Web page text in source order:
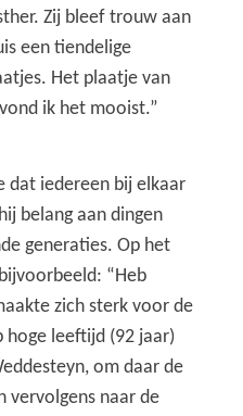
Zij bleef trouw aan
een tiendelige
Het plaatje van
ik het mooist.”
dat iedereen bij elkaar
belang aan dingen
generaties. Op het
“Heb
zich sterk voor de
hoge leeftijd (92 jaar)
om daar de
vervolgens naar de